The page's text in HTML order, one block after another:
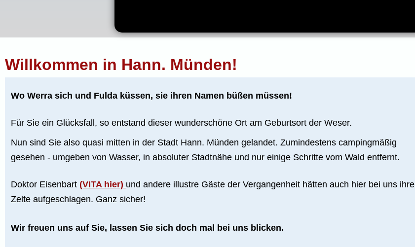
Willkommen in Hann. Münden!
Wo Werra sich und Fulda küssen, sie ihren Namen büßen müssen!
Für Sie ein Glücksfall, so entstand dieser wunderschöne Ort am Geburtsort der Weser.
Nun sind Sie also quasi mitten in der Stadt Hann. Münden gelandet. Zumindestens campingmäßig
gesehen - umgeben von Wasser, in absoluter Stadtnähe und nur einige Schritte vom Wald entfernt.
Doktor Eisenbart (VITA hier) und andere illustre Gäste der Vergangenheit hätten auch hier bei uns ihre
Zelte aufgeschlagen. Ganz sicher!
Wir freuen uns auf Sie, lassen Sie sich doch mal bei uns blicken.